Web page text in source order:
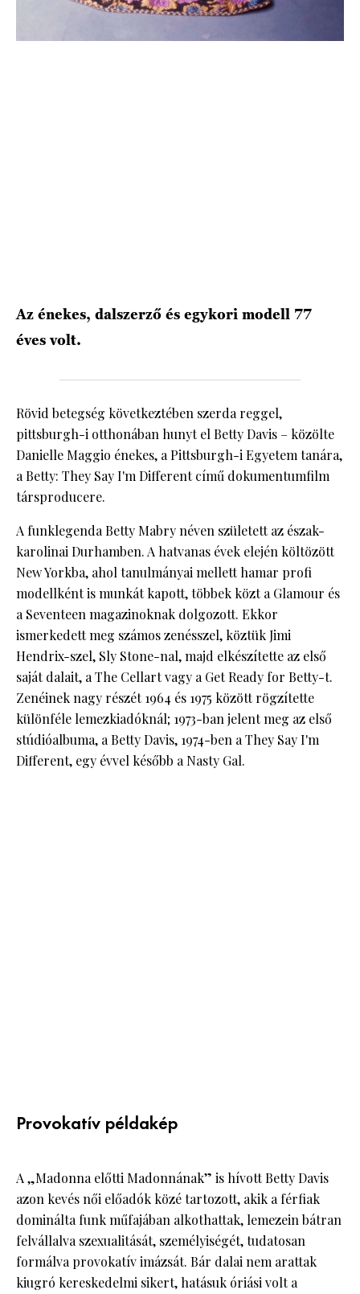
Az énekes, dalszerző és egykori modell 77
éves volt.
Rövid betegség következtében szerda reggel,
pittsburgh-i otthonában hunyt el Betty Davis – közölte
Danielle Maggio énekes, a Pittsburgh-i Egyetem tanára,
a Betty: They Say I'm Different című dokumentumfilm
társproducere.
A funklegenda Betty Mabry néven született az észak-
karolinai Durhamben. A hatvanas évek elején költözött
New Yorkba, ahol tanulmányai mellett hamar profi
modellként is munkát kapott, többek közt a Glamour és
a Seventeen magazinoknak dolgozott. Ekkor
ismerkedett meg számos zenésszel, köztük Jimi
Hendrix-szel, Sly Stone-nal, majd elkészítette az első
saját dalait, a The Cellart vagy a Get Ready for Betty-t.
Zenéinek nagy részét 1964 és 1975 között rögzítette
különféle lemezkiadóknál; 1973-ban jelent meg az első
stúdióalbuma, a Betty Davis, 1974-ben a They Say I'm
Different, egy évvel később a Nasty Gal.
Provokatív példakép
A „Madonna előtti Madonnának” is hívott Betty Davis
azon kevés női előadók közé tartozott, akik a férfiak
dominálta funk műfajában alkothattak, lemezein bátran
felvállalva szexualitását, személyiségét, tudatosan
formálva provokatív imázsát. Bár dalai nem arattak
kiugró kereskedelmi sikert, hatásuk óriási volt a